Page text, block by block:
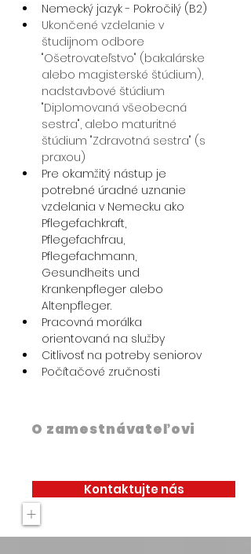
Nemecký jazyk - Pokročilý (B2)
Ukončené vzdelanie v
študijnom odbore
"Ošetrovateľstvo" (bakalárske
alebo magisterské štúdium),
nadstavbové štúdium
"Diplomovaná všeobecná
sestra", alebo maturitné
štúdium "Zdravotná sestra" (s
praxou)
Pre okamžitý nástup je
potrebné úradné uznanie
vzdelania v Nemecku ako
Pflegefachkraft,
Pflegefachfrau,
Pflegefachmann,
Gesundheits und
Krankenpfleger alebo
Altenpfleger.
Pracovná morálka
orientovaná na služby
Citlivosť na potreby seniorov
Počítačové zručnosti
O zamestnávateľovi
Kontaktujte nás
+